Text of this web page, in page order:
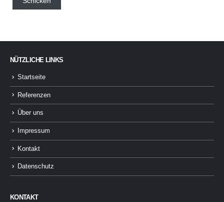
NÜTZLICHE LINKS
Startseite
Referenzen
Über uns
Impressum
Kontakt
Datenschutz
KONTAKT